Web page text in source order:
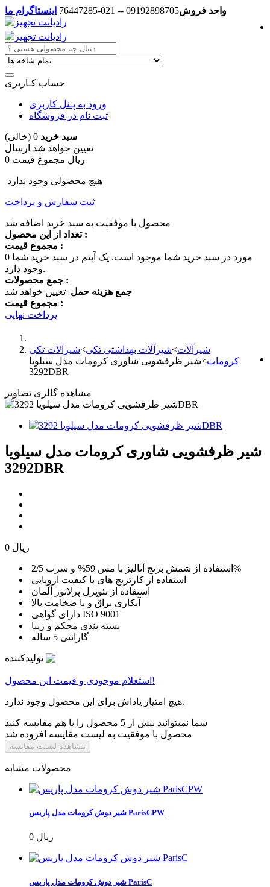
واحد فروش09192898705 -- 021-76447285 اینستاگرام ما
حساب کـاربری
ورود به پـنل کاربری
ثبت نام در فروشگاه
سبد خرید 0 (خالی)
تعیین خواهد شد ارسال
0 ریال مجموع قیمت
هیچ محصولی وجود ندارد
ثبت سفارش و پرداخت
محصول با موفقیت به سبد خرید اضافه شد
تعداد از این محصول :
مجموع قیمت :
0
مورد در سبد خرید شما موجود است. یک آیتم در سبد خرید شما
وجود دارد.
جمع محصولات :
جمع هزینه حمل تعیین خواهد شد
مجموع قیمت :
پرداخت نهایی
شیرآلات>شیرآلات بهداشتی تکی>شیرآلات تکی
کرومات>شیر ظرفشویی شاوری کرومات مدل سیلویا
3292DBR
مشاهده گالری تصاویر
شیر ظرفشویی شاوری کرومات مدل سیلویا
3292DBR
0 ریال
استفاده از شمش برنج آنالیز با مس 59% و سرب 2/5%
استفاده از کارتریج های با کیفیت اروپایی
استفاده از نئوپرل پرلاتور آلمان
آبکاری براق و با ضخامت بالا
دارای گواهی ISO 9001
بسته بندی محکم و زیبا
گارانتی 5 ساله
تولیدکننده
استعلام موجودی و قیمت این محصول!
هیچ امتیاز پاداش برای این محصول وجود ندارد.
شما نمیتوانید بیش از 5 محصول را با هم مقایسه کنید
محصول با موفقیت به لیست مقایسه افزوده شد
مشاهده لیست مقایسه
محصولات مشابه
شیر دوش کرومات مدل پاریس ParisCPW
0 ریال
شیر دوش کرومات مدل پاریس ParisC